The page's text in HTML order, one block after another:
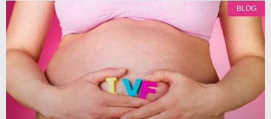
BLOG